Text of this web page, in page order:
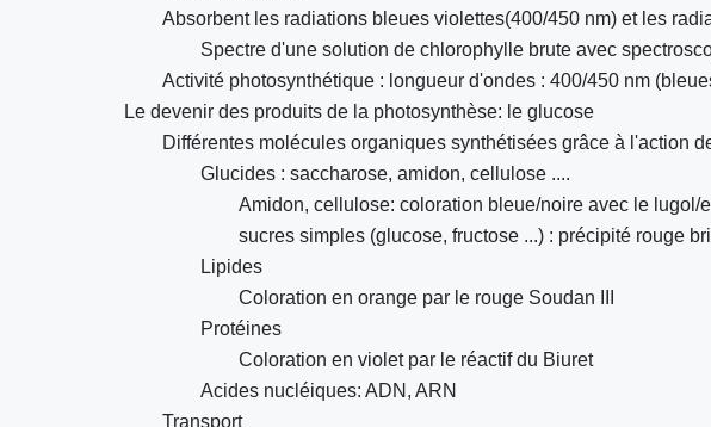
Absorbent les radiations bleues violettes(400/450 nm) et les
Spectre d'une solution de chlorophylle brute avec
Activité photosynthétique : longueur d'ondes : 400/450 nm
Le devenir des produits de la photosynthèse: le glucose
Différentes molécules organiques synthétisées grâce à l'action
Glucides : saccharose, amidon, cellulose ....
Amidon, cellulose: coloration bleue/noire avec le lugol/
sucres simples (glucose, fructose ...) : précipité rouge
Lipides
Coloration en orange par le rouge Soudan III
Protéines
Coloration en violet par le réactif du Biuret
Acides nucléiques: ADN, ARN
Transport